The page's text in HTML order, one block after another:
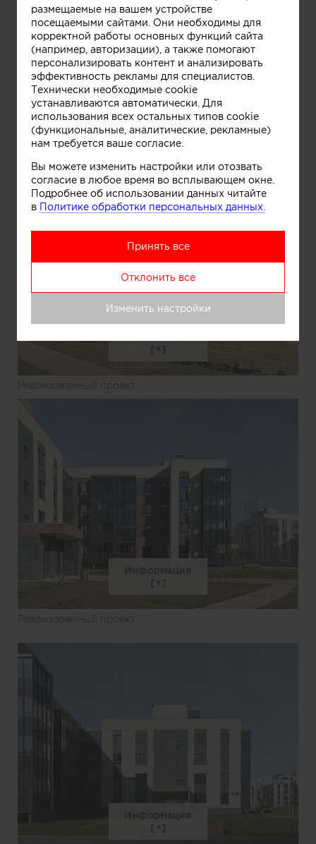
Информация
Реализованный проект
размещаемые на вашем устройстве
посещаемыми сайтами. Они необходимы для
корректной работы основных функций сайта
(например, авторизации), а также помогают
персонализировать контент и анализировать
эффективность рекламы для специалистов.
Технически необходимые cookie
устанавливаются автоматически. Для
использования всех остальных типов cookie
(функциональные, аналитические, рекламные)
нам требуется ваше согласие.
Вы можете изменить настройки или отозвать
согласие в любое время во всплывающем окне.
Подробнее об использовании данных читайте
в Политике обработки персональных данных.
Принять все
Отклонить все
Изменить настройки